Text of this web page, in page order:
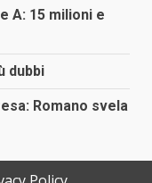
A: 15 milioni e
dubbi
Romano svela